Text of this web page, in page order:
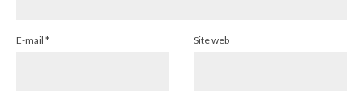
E-mail * Site web